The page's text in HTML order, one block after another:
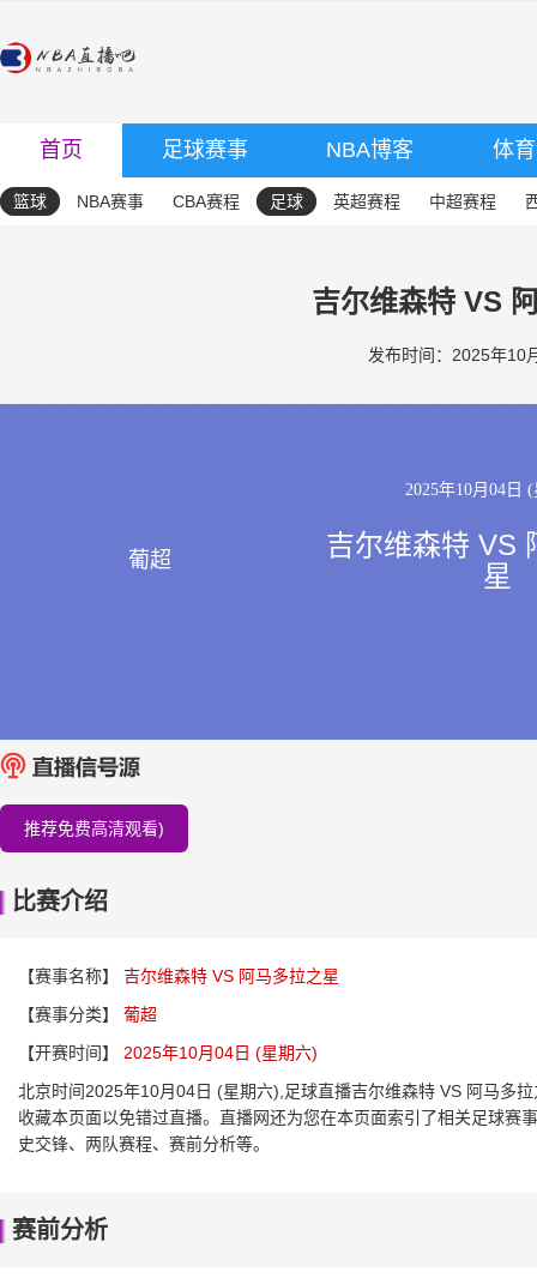
首页 足球赛事 NBA博客 体
篮球 NBA赛事 CBA赛程 足球 英超赛程 中超赛程
吉尔维森特 VS
发布时间：2025年10
2025年10月04日
葡超
吉尔维森特 VS
星
推荐免费高清观看)
比赛介绍
【赛事名称】
吉尔维森特 VS 阿马多拉之星
【赛事分类】
葡超
【开赛时间】
2025年10月04日 (星期六)
北京时间2025年10月04日 (星期六),足球直播吉尔维森特 VS 阿马多
收藏本页面以免错过直播。直播网还为您在本页面索引了相关足球赛
史交锋、两队赛程、赛前分析等。
赛前分析